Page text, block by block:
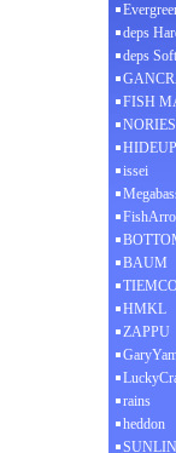
deps
deps
FISH
NORIES
HIDEUP
issei
BAUM
TIEMCO
HMKL
ZAPPU
rains
heddon